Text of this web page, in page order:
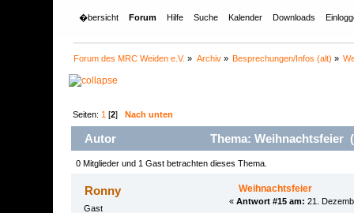
�bersicht Forum Hilfe Suche Kalender Downloads
Forum des MRC Weiden e.V. » Archiv» Besprechungen/Infos (alt) »
Seiten: 1 [2]Nach unten
Autor Thema: Weihnachtsfeier
0 Mitglieder und 1 Gast betrachten dieses Thema.
Ronny
Gast
Weihnachtsfeier
« Antwort #15 am: 21.